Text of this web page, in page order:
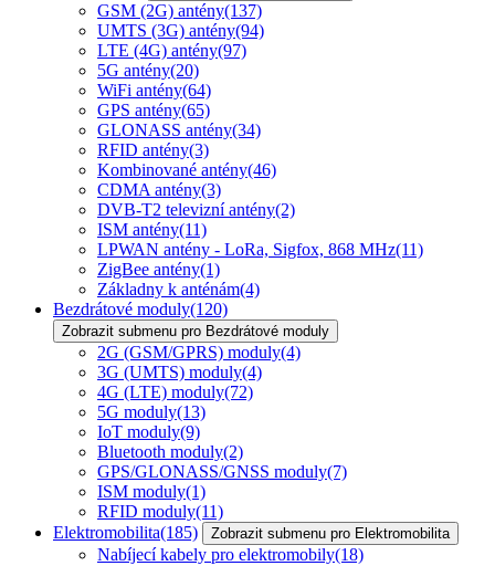
GSM (2G) antény(137)
UMTS (3G) antény(94)
LTE (4G) antény(97)
5G antény(20)
WiFi antény(64)
GPS antény(65)
GLONASS antény(34)
RFID antény(3)
Kombinované antény(46)
CDMA antény(3)
DVB-T2 televizní antény(2)
ISM antény(11)
LPWAN antény - LoRa, Sigfox, 868 MHz(11)
ZigBee antény(1)
Základny k anténám(4)
Bezdrátové moduly(120)
Zobrazit submenu pro Bezdrátové moduly
2G (GSM/GPRS) moduly(4)
3G (UMTS) moduly(4)
4G (LTE) moduly(72)
5G moduly(13)
IoT moduly(9)
Bluetooth moduly(2)
GPS/GLONASS/GNSS moduly(7)
ISM moduly(1)
RFID moduly(11)
Elektromobilita(185) Zobrazit submenu pro Elektromobilita
Nabíjecí kabely pro elektromobily(18)